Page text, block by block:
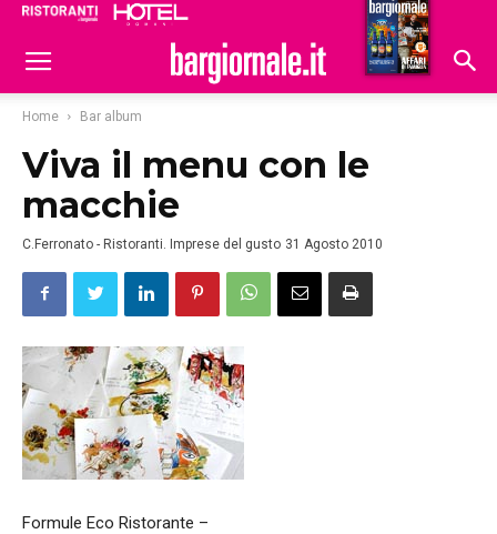
Hoteldomani
Home Bar album
Viva il menu con le
macchie
C.Ferronato - Ristoranti. Imprese del gusto 31 Agosto 2010
Formule Eco Ristorante –